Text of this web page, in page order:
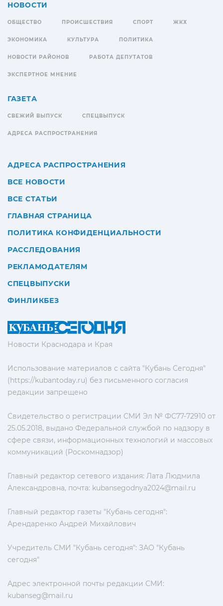
Новости Краснодара и Края
Использование материалов с сайта "Кубань Сегодня"
(https://kubantoday.ru) без письменного согласия
редакции запрещено
Свидетельство о регистрации СМИ Эл № ФС77-72910 от
25.05.2018, выдано Федеральной службой по надзору в
сфере связи, информационных технологий и массовых
коммуникаций (Роскомнадзор)
Главный редактор сетевого издания: Лата Людмила
Александровна, почта: kubansegodnya2024@mail.ru
Главный редактор газеты "Кубань сегодня":
Арендаренко Андрей Михайлович
Учредитель СМИ "Кубань сегодня": ЗАО "Кубань
сегодня"
Адрес электронной почты редакции СМИ:
kubanseg@mail.ru
НОВОСТИ
ОБЩЕСТВО ПРОИСШЕСТВИЯ СПОРТ ЖКХ
ЭКОНОМИКА КУЛЬТУРА ПОЛИТИКА
НОВОСТИ РАЙОНОВ РАБОТА ДЕПУТАТОВ
ЭКСПЕРТНОЕ МНЕНИЕ
ГАЗЕТА
СВЕЖИЙ ВЫПУСК СПЕЦВЫПУСК
АДРЕСА РАСПРОСТРАНЕНИЯ
АДРЕСА РАСПРОСТРАНЕНИЯ
ВСЕ НОВОСТИ
ВСЕ СТАТЬИ
ГЛАВНАЯ СТРАНИЦА
ПОЛИТИКА КОНФИДЕНЦИАЛЬНОСТИ
РАССЛЕДОВАНИЯ
РЕКЛАМОДАТЕЛЯМ
СПЕЦВЫПУСКИ
ФИНЛИКБЕЗ